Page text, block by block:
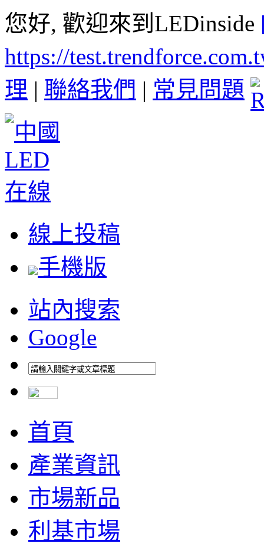
您好, 歡迎來到LEDinside
https://
理 | 聯絡我們 | 常見問題
線上投稿
手機版
站內搜索
Google
首頁
產業資訊
市場新品
利基市場